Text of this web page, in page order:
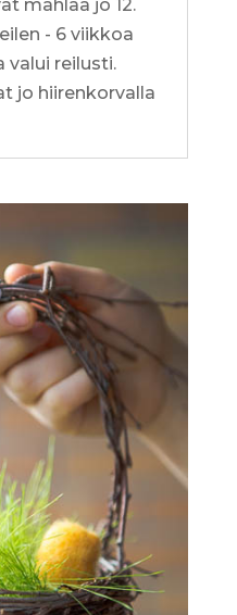
mahlaa jo 12.
- 6 viikkoa
valui reilusti.
jo hiirenkorvalla